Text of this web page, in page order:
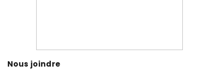
Nous joindre